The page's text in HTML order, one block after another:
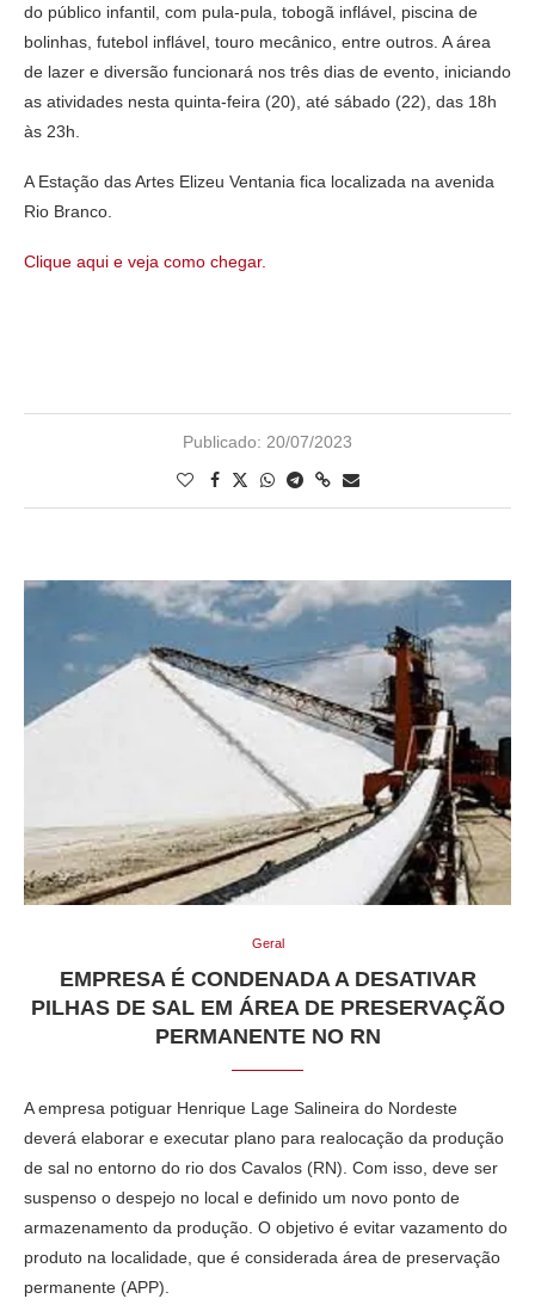
do público infantil, com pula-pula, tobogã inflável, piscina de
bolinhas, futebol inflável, touro mecânico, entre outros. A área
de lazer e diversão funcionará nos três dias de evento, iniciando
as atividades nesta quinta-feira (20), até sábado (22), das 18h
às 23h.
A Estação das Artes Elizeu Ventania fica localizada na avenida
Rio Branco.
Clique aqui e veja como chegar.
Publicado: 20/07/2023
Geral
EMPRESA É CONDENADA A DESATIVAR
PILHAS DE SAL EM ÁREA DE PRESERVAÇÃO
PERMANENTE NO RN
A empresa potiguar Henrique Lage Salineira do Nordeste
deverá elaborar e executar plano para realocação da produção
de sal no entorno do rio dos Cavalos (RN). Com isso, deve ser
suspenso o despejo no local e definido um novo ponto de
armazenamento da produção. O objetivo é evitar vazamento do
produto na localidade, que é considerada área de preservação
permanente (APP).